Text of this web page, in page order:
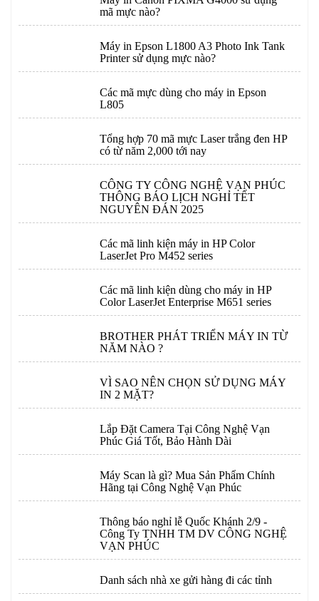
mã mực nào?
Máy in Epson L1800 A3 Photo Ink Tank
Printer sử dụng mực nào?
Các mã mực dùng cho máy in Epson
L805
Tổng hợp 70 mã mực Laser trắng đen HP
có từ năm 2,000 tới nay
CÔNG TY CÔNG NGHỆ VẠN PHÚC
THÔNG BÁO LỊCH NGHỈ TẾT
NGUYÊN ĐÁN 2025
Các mã linh kiện máy in HP Color
LaserJet Pro M452 series
Các mã linh kiện dùng cho máy in HP
Color LaserJet Enterprise M651 series
BROTHER PHÁT TRIỂN MÁY IN TỪ
NĂM NÀO ?
VÌ SAO NÊN CHỌN SỬ DỤNG MÁY
IN 2 MẶT?
Lắp Đặt Camera Tại Công Nghệ Vạn
Phúc Giá Tốt, Bảo Hành Dài
Máy Scan là gì? Mua Sản Phẩm Chính
Hãng tại Công Nghệ Vạn Phúc
Thông báo nghỉ lễ Quốc Khánh 2/9 -
Công Ty TNHH TM DV CÔNG NGHỆ
VẠN PHÚC
Danh sách nhà xe gửi hàng đi các tỉnh